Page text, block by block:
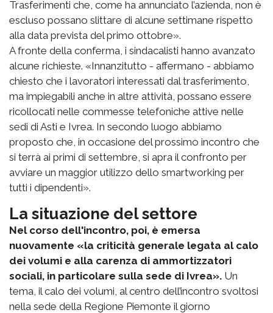
Trasferimenti che, come ha annunciato l’azienda, non è
escluso possano slittare di alcune settimane rispetto
alla data prevista del primo ottobre».
A fronte della conferma, i sindacalisti hanno avanzato
alcune richieste. «Innanzitutto - affermano - abbiamo
chiesto che i lavoratori interessati dal trasferimento,
ma impiegabili anche in altre attività, possano essere
ricollocati nelle commesse telefoniche attive nelle
sedi di Asti e Ivrea. In secondo luogo abbiamo
proposto che, in occasione del prossimo incontro che
si terrà ai primi di settembre, si apra il confronto per
avviare un maggior utilizzo dello smartworking per
tutti i dipendenti».
La situazione del settore
Nel corso dell'incontro, poi, è emersa
nuovamente «la criticità generale legata al calo
dei volumi e alla carenza di ammortizzatori
sociali, in particolare sulla sede di Ivrea». Un
tema, il calo dei volumi, al centro dell’incontro svoltosi
nella sede della Regione Piemonte il giorno